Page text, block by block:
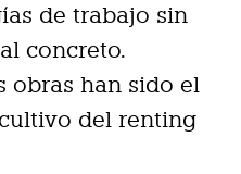
de trabajo sin
concreto.
obras han sido el
del renting